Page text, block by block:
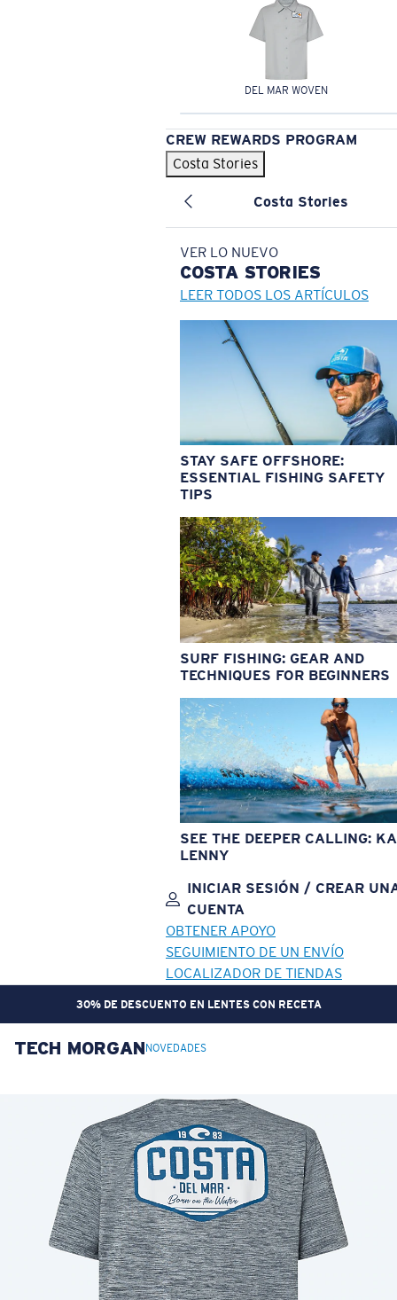
DEL MAR WOVEN
CREW REWARDS PROGRAM
Costa Stories
Costa Stories
VER LO NUEVO
COSTA STORIES
LEER TODOS LOS ARTÍCULOS
STAY SAFE OFFSHORE:
ESSENTIAL FISHING SAFETY
TIPS
SURF FISHING: GEAR AND
TECHNIQUES FOR BEGINNERS
SEE THE DEEPER CALLING:
LENNY
INICIAR SESIÓN / CREAR
CUENTA
OBTENER APOYO
SEGUIMIENTO DE UN ENVÍO
LOCALIZADOR DE TIENDAS
30% DE DESCUENTO EN LENTES CON RECETA
OBJETIVO ACTUALIZADO
Precio:
Cantidad:
Precio: Sin cargo
Cantidad:
TECH MORGAN NOVEDADES